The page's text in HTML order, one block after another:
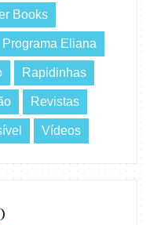
Books
Programa Eliana
Rapidinhas
Revistas
Vídeos